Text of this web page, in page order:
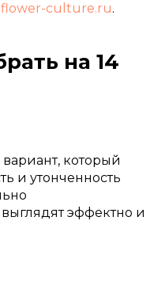
flower-culture.ru.
на 14
который
и утонченность
эффектно и